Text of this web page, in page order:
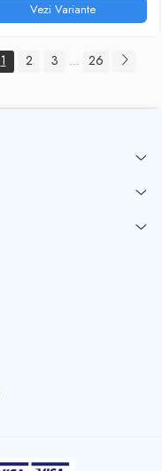
Vezi Variante
1 2 3 ... 26